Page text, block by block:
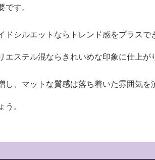
です。
シルエットならトレンド感をプラスで
ステル混ならきれいめな印象に仕上が
、マットな質感は落ち着いた雰囲気を
。